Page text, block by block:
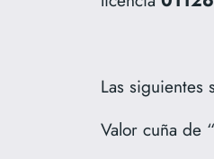
Las siguientes
Valor cuña de